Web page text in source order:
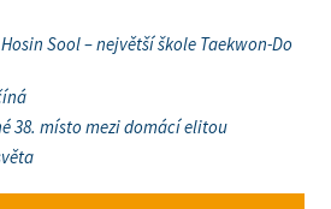
Sool – největší škole Taekwon-Do
38. místo mezi domácí elitou